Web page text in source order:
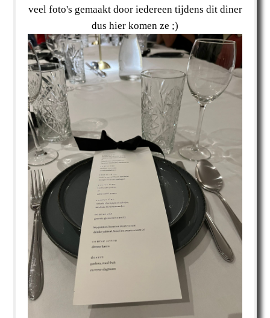
veel foto's gemaakt door iedereen tijdens dit diner
dus hier komen ze ;)